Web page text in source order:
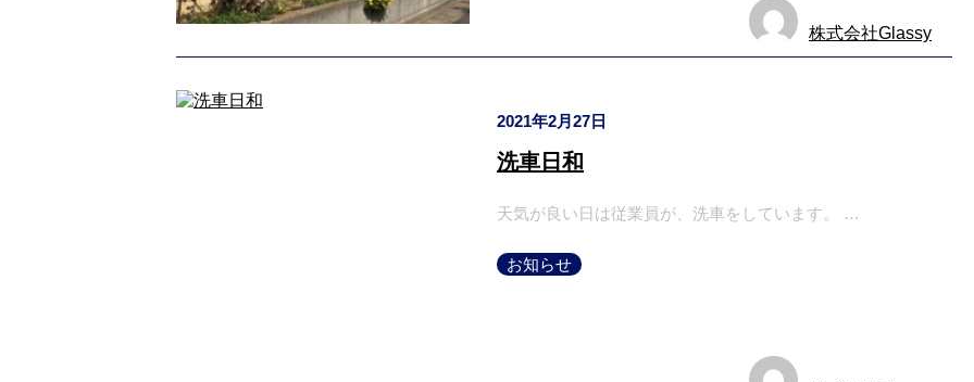
株式会社Glassy
2021年2月27日
洗車日和
天気が良い日は従業員が、洗車をしています。 …
お知らせ